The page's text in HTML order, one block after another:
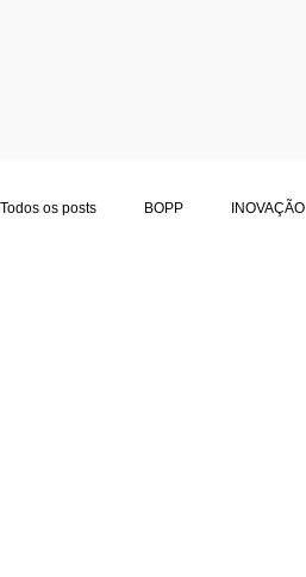
Todos os posts BOPP INOVAÇÃO